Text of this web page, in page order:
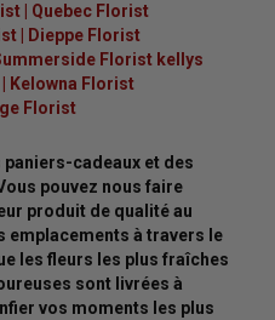
Quebec Florist
|
Dieppe Florist
Florist kellys
Kelowna Florist
Florist
cadeaux et des
pouvez nous faire
produit de qualité au
emplacements à travers le
les fleurs les plus fraîches
sont livrées à
vos moments les plus